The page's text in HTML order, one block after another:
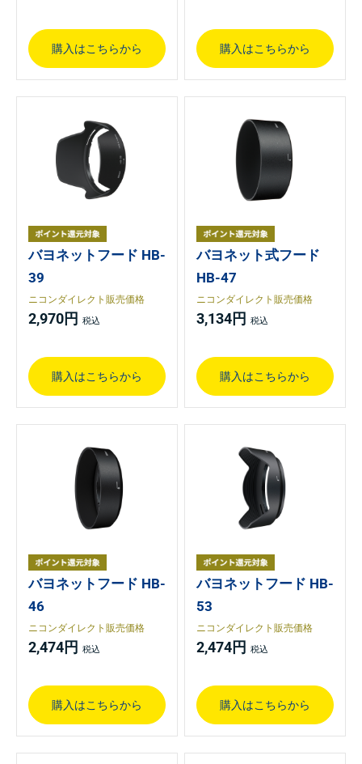
購入はこちらから 購入はこちらから
バヨネットフード HB-
39
ニコンダイレクト販売価格
2,970円
購入はこちらから
バヨネット式フード
HB-47
ニコンダイレクト販売価格
3,134円
購入はこちらから
バヨネットフード HB-
46
ニコンダイレクト販売価格
2,474円
購入はこちらから
バヨネットフード HB-
53
ニコンダイレクト販売価格
2,474円
購入はこちらから